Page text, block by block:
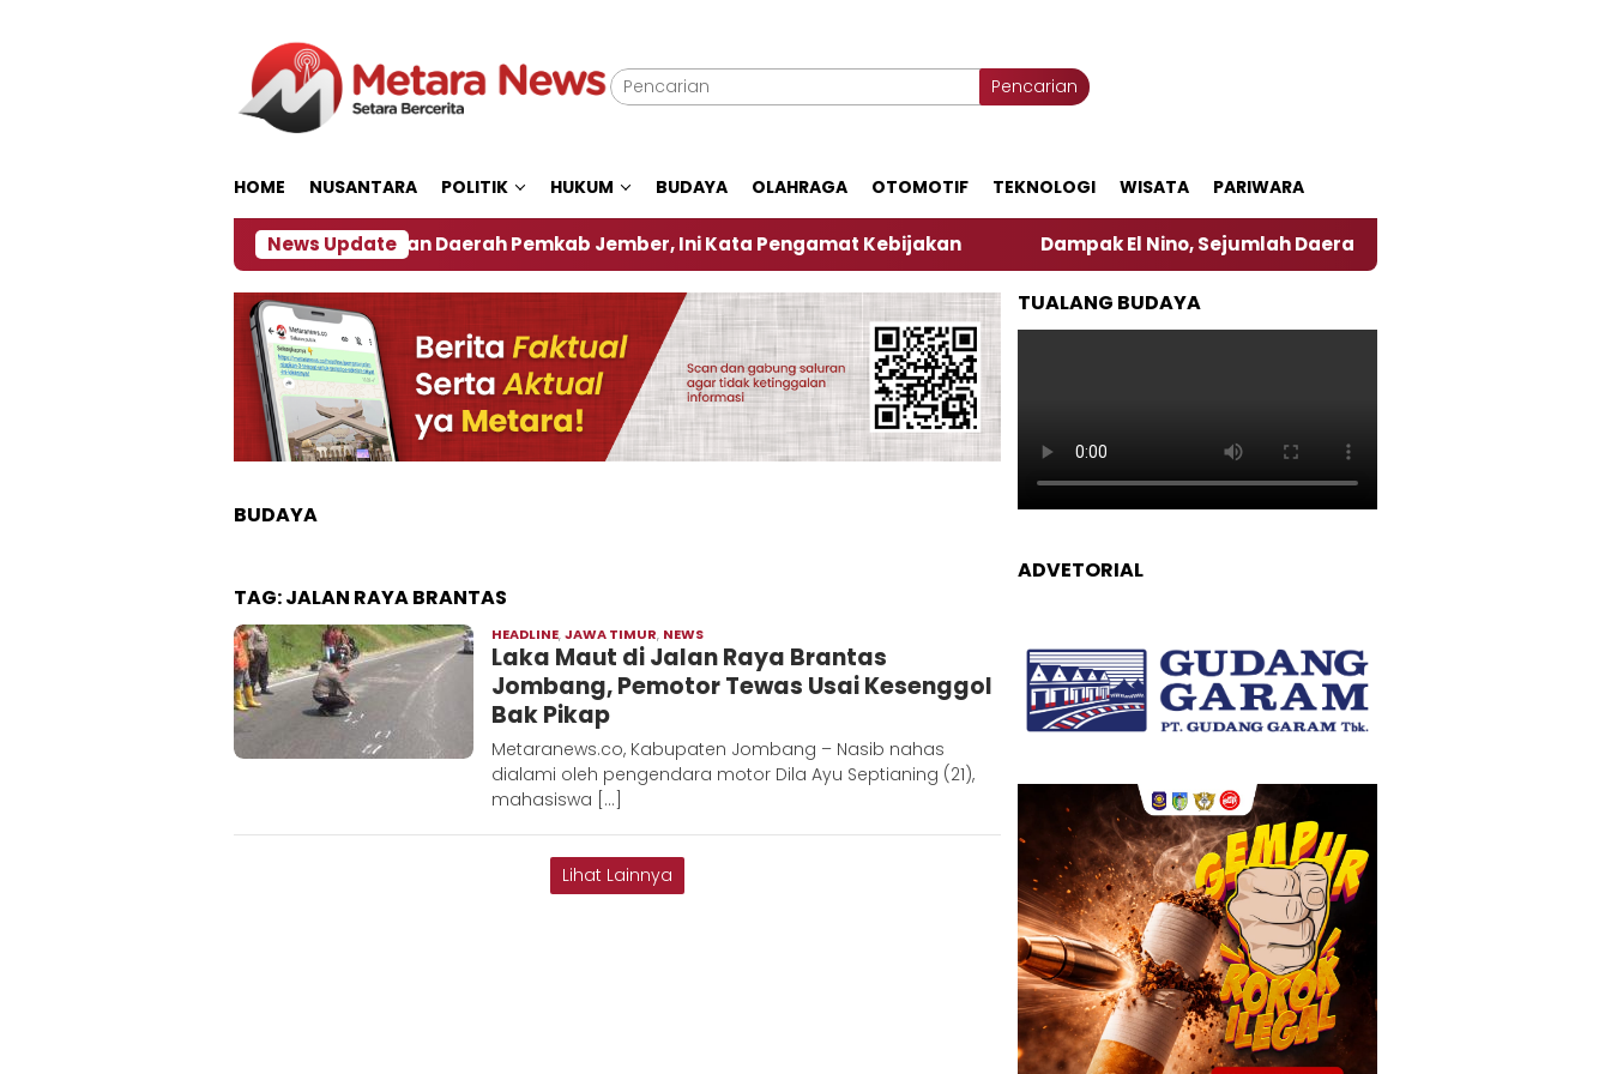
Pencarian
HOME NUSANTARA POLITIK HUKUM BUDAYA OLAHRAGA OTOMOTIF TEKNOLOGI WISATA PARIWARA
News Update
‎Soal Rencana Pinjaman Daerah Pemkab Jember, Ini Kata Pengamat Kebijakan ‎ Dampak El Nino, Sejumlah Daerah di Jember Alami Krisi Air
BUDAYA
TAG:JALAN RAYA BRANTAS
HEADLINE,JAWA TIMUR, NEWS
Hadi
Laka Maut di Jalan Raya Brantas
Jombang, Pemotor Tewas Usai Kesenggol
Bak Pikap
Metaranews.co, Kabupaten Jombang – Nasib nahas
dialami oleh pengendara motor Dila Ayu Septianing (21),
mahasiswa […]
Lihat Lainnya
TUALANG BUDAYA
ADVETORIAL